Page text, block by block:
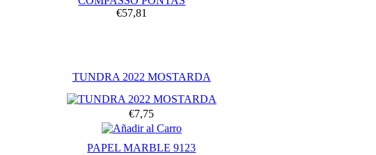
€57,81
TUNDRA 2022 MOSTARDA
€7,75
PAPEL MARBLE 9123